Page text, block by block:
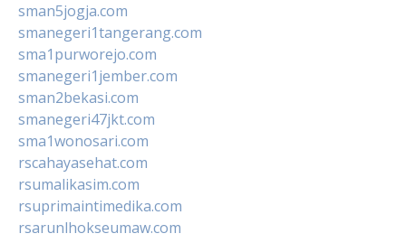
sman5jogja.com
smanegeri1tangerang.com
sma1purworejo.com
smanegeri1jember.com
sman2bekasi.com
smanegeri47jkt.com
sma1wonosari.com
rscahayasehat.com
rsumalikasim.com
rsuprimaintimedika.com
rsarunlhokseumaw.com